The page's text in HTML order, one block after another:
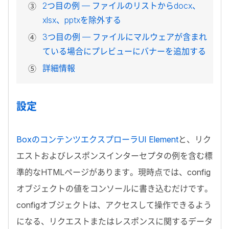
2つ目の例 — ファイルのリストからdocx、
xlsx、 pptxを除外する
3つ目の例 — ファイルにマルウェアが含まれ
ている場合にプレビューにバナーを追加する
詳細情報
設定
BoxのコンテンツエクスプローラUI Elementと、リク
エストおよびレスポンスインターセプタの例を含む標
準的なHTMLページがあります。現時点では、 config
オブジェクトの値をコンソールに書き込むだけです。
configオブジェクトは、アクセスして操作できるよう
になる、リクエストまたはレスポンスに関するデータ